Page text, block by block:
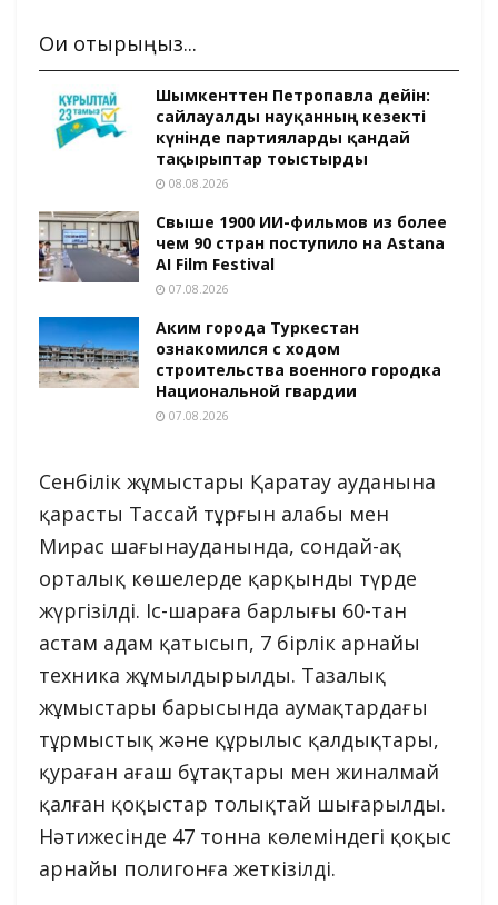
Оқи отырыңыз...
Шымкенттен Петропавлға дейін:
сайлауалды науқанның кезекті
күнінде партияларды қандай
тақырыптар тоғыстырды
08.08.2026
Свыше 1900 ИИ-фильмов из более
чем 90 стран поступило на Astana
AI Film Festival
07.08.2026
Аким города Туркестан
ознакомился с ходом
строительства военного городка
Национальной гвардии
07.08.2026
Сенбілік жұмыстары Қаратау ауданына
қарасты Тассай тұрғын алабы мен
Мирас шағынауданында, сондай-ақ
орталық көшелерде қарқынды түрде
жүргізілді. Іс-шараға барлығы 60-тан
астам адам қатысып, 7 бірлік арнайы
техника жұмылдырылды. Тазалық
жұмыстары барысында аумақтардағы
тұрмыстық және құрылыс қалдықтары,
қураған ағаш бұтақтары мен жиналмай
қалған қоқыстар толықтай шығарылды.
Нәтижесінде 47 тонна көлеміндегі қоқыс
арнайы полигонға жеткізілді.